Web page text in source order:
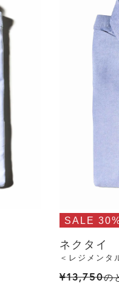
SALE
ネクタイ
＜レジメンタ
¥13,750の